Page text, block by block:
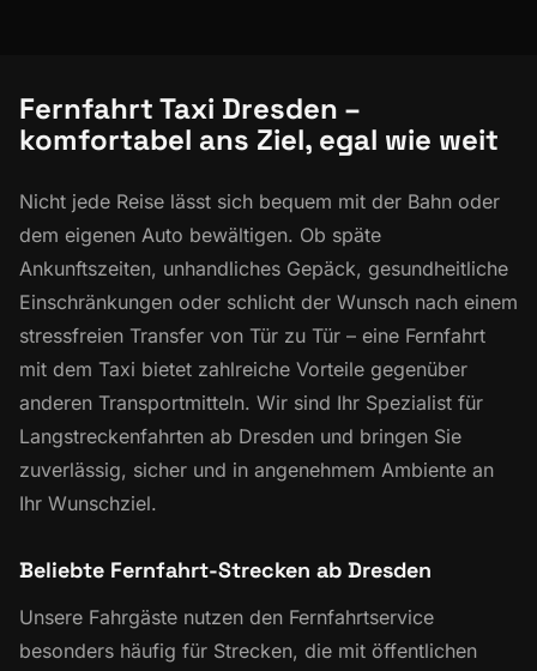
Fernfahrt Taxi Dresden –
komfortabel ans Ziel, egal wie weit
Nicht jede Reise lässt sich bequem mit der Bahn oder
dem eigenen Auto bewältigen. Ob späte
Ankunftszeiten, unhandliches Gepäck, gesundheitliche
Einschränkungen oder schlicht der Wunsch nach einem
stressfreien Transfer von Tür zu Tür – eine Fernfahrt
mit dem Taxi bietet zahlreiche Vorteile gegenüber
anderen Transportmitteln. Wir sind Ihr Spezialist für
Langstreckenfahrten ab Dresden und bringen Sie
zuverlässig, sicher und in angenehmem Ambiente an
Ihr Wunschziel.
Beliebte Fernfahrt-Strecken ab Dresden
Unsere Fahrgäste nutzen den Fernfahrtservice
besonders häufig für Strecken, die mit öffentlichen